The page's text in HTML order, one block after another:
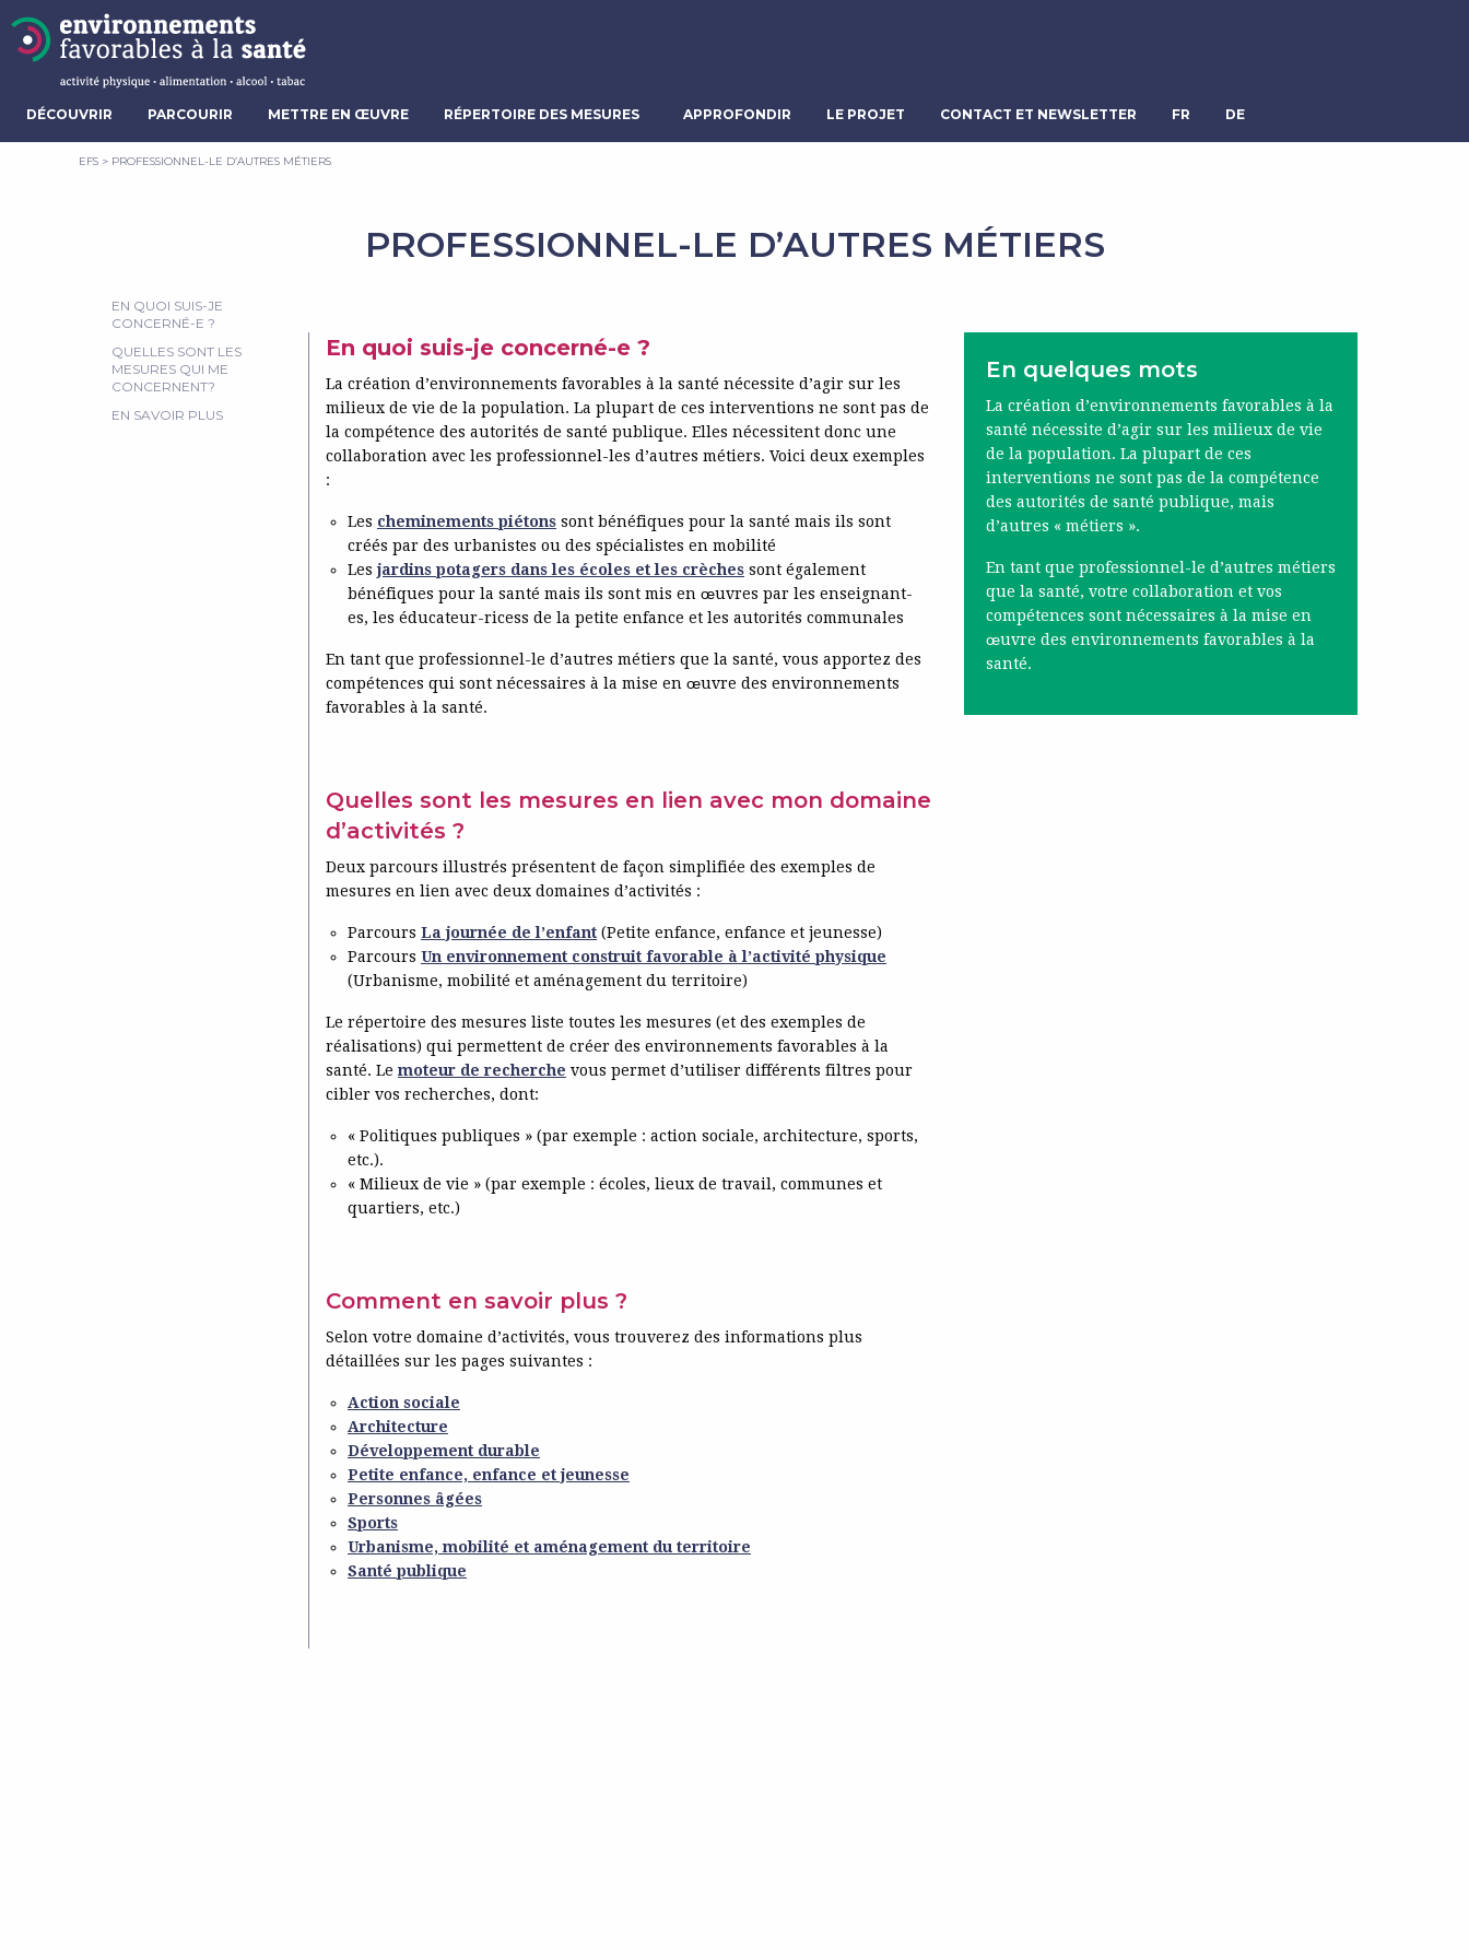
DÉCOUVRIR PARCOURIR METTRE EN ŒUVRE RÉPERTOIRE DES MESURES APPROFONDIR LE PROJET CONTACT ET NEWSLETTER FR DE
EFS > PROFESSIONNEL-LE D’AUTRES MÉTIERS
PROFESSIONNEL-LE D’AUTRES MÉTIERS
EN QUOI SUIS-JE
CONCERNÉ-E ?
QUELLES SONT LES
MESURES QUI ME
CONCERNENT?
EN SAVOIR PLUS
En quelques mots
La création d’environnements favorables à la
santé nécessite d’agir sur les milieux de vie
de la population. La plupart de ces
interventions ne sont pas de la compétence
des autorités de santé publique, mais
d’autres « métiers ».
En tant que professionnel-le d’autres métiers
que la santé, votre collaboration et vos
compétences sont nécessaires à la mise en
œuvre des environnements favorables à la
santé.
En quoi suis-je concerné-e ?
La création d’environnements favorables à la santé nécessite d’agir sur les
milieux de vie de la population. La plupart de ces interventions ne sont pas de
la compétence des autorités de santé publique. Elles nécessitent donc une
collaboration avec les professionnel-les d’autres métiers. Voici deux exemples
:
Les cheminements piétons sont bénéfiques pour la santé mais ils sont
créés par des urbanistes ou des spécialistes en mobilité
Lesjardins potagers dans les écoles et les crèches sont également
bénéfiques pour la santé mais ils sont mis en œuvres par les enseignant-
es, les éducateur-ricess de la petite enfance et les autorités communales
En tant que professionnel-le d’autres métiers que la santé, vous apportez des
compétences qui sont nécessaires à la mise en œuvre des environnements
favorables à la santé.
Quelles sont les mesures en lien avec mon domaine
d’activités ?
Deux parcours illustrés présentent de façon simplifiée des exemples de
mesures en lien avec deux domaines d’activités :
Parcours La journée de l’enfant (Petite enfance, enfance et jeunesse)
Parcours Un environnement construit favorable à l’activité physique
(Urbanisme, mobilité et aménagement du territoire)
Le répertoire des mesures liste toutes les mesures (et des exemples de
réalisations) qui permettent de créer des environnements favorables à la
santé. Le moteur de recherche vous permet d’utiliser différents filtres pour
cibler vos recherches, dont:
« Politiques publiques » (par exemple : action sociale, architecture, sports,
etc.).
« Milieux de vie » (par exemple : écoles, lieux de travail, communes et
quartiers, etc.)
Comment en savoir plus ?
Selon votre domaine d’activités, vous trouverez des informations plus
détaillées sur les pages suivantes :
Action sociale
Architecture
Développement durable
Petite enfance, enfance et jeunesse
Personnes âgées
Sports
Urbanisme, mobilité et aménagement du territoire
Santé publique